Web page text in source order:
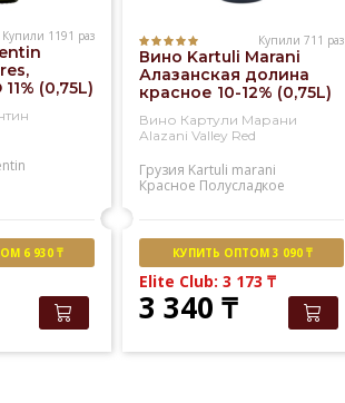
Купили 1191 раз
(0,75L)
6 930 ₸
Купили 711 раз
Вино Kartuli Marani
Алазанская долина
красное 10-12% (0,75L)
Вино Картули Марани
Alazani Valley Red
Грузия Kartuli marani
Красное Полусладкое
КУПИТЬ ОПТОМ 3 090 ₸
Elite Club: 3 173 ₸
3 340 ₸